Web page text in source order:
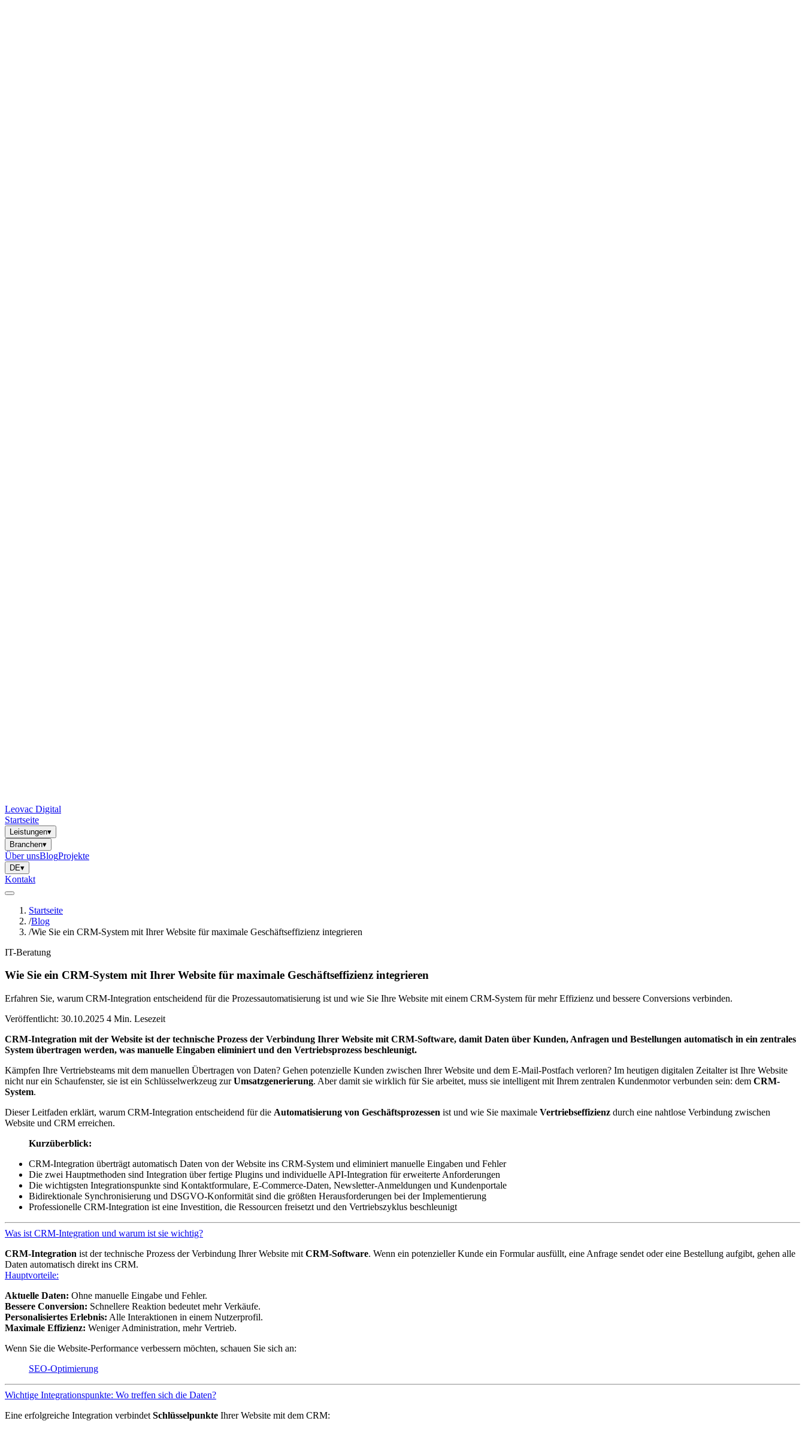
Leovac Digital
Startseite
Leistungen▾
Branchen▾
Über unsBlogProjekte
DE▾
Kontakt
Startseite
/Blog
/Wie Sie ein CRM-System mit Ihrer Website für maximale Geschäftseffizienz integrieren
IT-Beratung
Wie Sie ein CRM-System mit Ihrer Website für maximale Geschäftseffizienz integrieren
Erfahren Sie, warum CRM-Integration entscheidend für die Prozessautomatisierung ist und wie Sie Ihre Website mit einem CRM-System für mehr Effizienz und bessere Conversions verbinden.
Veröffentlicht: 30.10.2025 4 Min. Lesezeit
CRM-Integration mit der Website ist der technische Prozess der Verbindung Ihrer Website mit CRM-Software, damit Daten über Kunden, Anfragen und Bestellungen automatisch in ein zentrales
System übertragen werden, was manuelle Eingaben eliminiert und den Vertriebsprozess beschleunigt.
Kämpfen Ihre Vertriebsteams mit dem manuellen Übertragen von Daten? Gehen potenzielle Kunden zwischen Ihrer Website und dem E-Mail-Postfach verloren? Im heutigen digitalen Zeitalter ist Ihre Website
nicht nur ein Schaufenster, sie ist ein Schlüsselwerkzeug zurUmsatzgenerierung. Aber damit sie wirklich für Sie arbeitet, muss sie intelligent mit Ihrem zentralen Kundenmotor verbunden sein: dem CRM-
System.
Dieser Leitfaden erklärt, warum CRM-Integration entscheidend für die Automatisierung von Geschäftsprozessen ist und wie Sie maximale Vertriebseffizienz durch eine nahtlose Verbindung zwischen
Website und CRM erreichen.
Kurzüberblick:
CRM-Integration überträgt automatisch Daten von der Website ins CRM-System und eliminiert manuelle Eingaben und Fehler
Die zwei Hauptmethoden sind Integration über fertige Plugins und individuelle API-Integration für erweiterte Anforderungen
Die wichtigsten Integrationspunkte sind Kontaktformulare, E-Commerce-Daten, Newsletter-Anmeldungen und Kundenportale
Bidirektionale Synchronisierung und DSGVO-Konformität sind die größten Herausforderungen bei der Implementierung
Professionelle CRM-Integration ist eine Investition, die Ressourcen freisetzt und den Vertriebszyklus beschleunigt
Was ist CRM-Integration und warum ist sie wichtig?
CRM-Integration ist der technische Prozess der Verbindung Ihrer Website mit CRM-Software. Wenn ein potenzieller Kunde ein Formular ausfüllt, eine Anfrage sendet oder eine Bestellung aufgibt, gehen alle
Daten automatisch direkt ins CRM.
Hauptvorteile:
Aktuelle Daten: Ohne manuelle Eingabe und Fehler.
Bessere Conversion: Schnellere Reaktion bedeutet mehr Verkäufe.
Personalisiertes Erlebnis: Alle Interaktionen in einem Nutzerprofil.
Maximale Effizienz: Weniger Administration, mehr Vertrieb.
Wenn Sie die Website-Performance verbessern möchten, schauen Sie sich an:
SEO-Optimierung
Wichtige Integrationspunkte: Wo treffen sich die Daten?
Eine erfolgreiche Integration verbindet Schlüsselpunkte Ihrer Website mit dem CRM: